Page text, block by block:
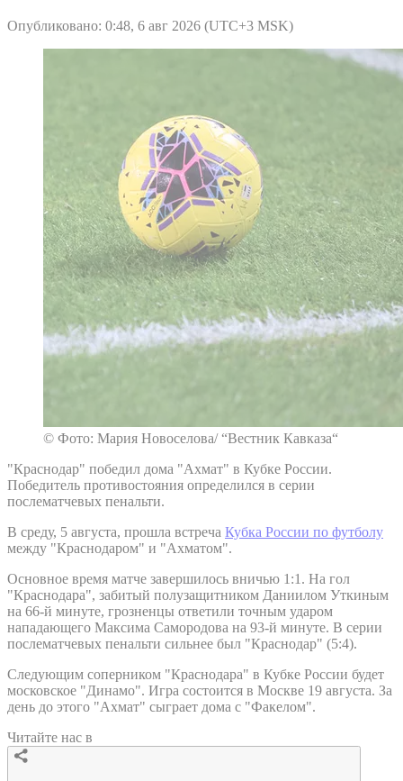
Опубликовано: 0:48, 6 авг 2026 (UTC+3 MSK)
© Фото: Мария Новоселова/ “Вестник Кавказа“
"Краснодар" победил дома "Ахмат" в Кубке России.
Победитель противостояния определился в серии
послематчевых пенальти.
В среду, 5 августа, прошла встреча Кубка России по футболу
между "Краснодаром" и "Ахматом".
Основное время матче завершилось вничью 1:1. На гол
"Краснодара", забитый полузащитником Даниилом Уткиным
на 66-й минуте, грозненцы ответили точным ударом
нападающего Максима Самородова на 93-й минуте. В серии
послематчевых пенальти сильнее был "Краснодар" (5:4).
Следующим соперником "Краснодара" в Кубке России будет
московское "Динамо". Игра состоится в Москве 19 августа. За
день до этого "Ахмат" сыграет дома с "Факелом".
Читайте нас в